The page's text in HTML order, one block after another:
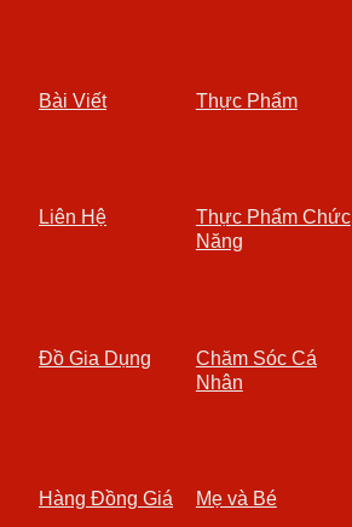
Bài Viết Thực Phẩm
Liên Hệ
Thực Phẩm Chức
Năng
Đồ Gia Dụng
Chăm Sóc Cá
Nhân
Hàng Đồng Giá Mẹ và Bé